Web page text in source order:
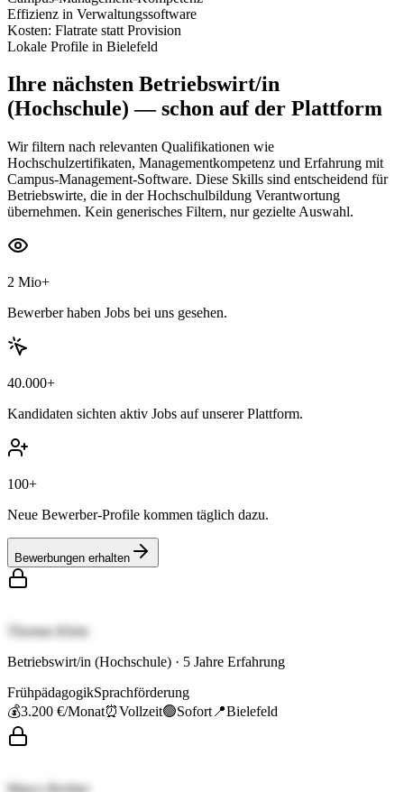
Effizienz in Verwaltungssoftware
Kosten: Flatrate statt Provision
Lokale Profile in Bielefeld
Ihre nächsten Betriebswirt/in
(Hochschule) — schon auf der Plattform
Wir filtern nach relevanten Qualifikationen wie
Hochschulzertifikaten, Managementkompetenz und Erfahrung mit
Campus-Management-Software. Diese Skills sind entscheidend für
Betriebswirte, die in der Hochschulbildung Verantwortung
übernehmen. Kein generisches Filtern, nur gezielte Auswahl.
2 Mio+
Bewerber haben Jobs bei uns gesehen.
40.000+
Kandidaten sichten aktiv Jobs auf unserer Plattform.
100+
Neue Bewerber-Profile kommen täglich dazu.
Bewerbungen erhalten
Thomas Klein
Betriebswirt/in (Hochschule) · 5 Jahre Erfahrung
FrühpädagogikSprachförderung
💰3.200 €/Monat⏰Vollzeit🟢Sofort 📍Bielefeld